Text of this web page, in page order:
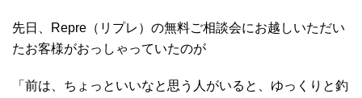
先日、Repre（リプレ）の無料ご相談会にお越しいただい
たお客様がおっしゃっていたのが
「前は、ちょっといいなと思う人がいると、ゆっくりと釣